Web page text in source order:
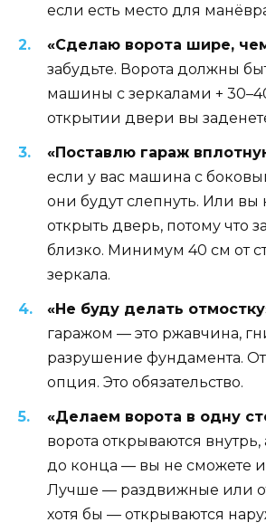
если есть место для
«Сделаю ворота шире,
забудьте. Ворота должны
машины с зеркалами +
открытии двери вы
«Поставлю гараж
если у вас машина с
они будут слепнуть. Или вы
открыть дверь, потому что
близко. Минимум 40 см от
зеркала.
«Не буду делать
гаражом — это ржавчина,
разрушение фундамента.
опция. Это обязательство.
«Делаем ворота в одну
ворота открываются внутрь,
до конца — вы не сможете
Лучше — раздвижные или
хотя бы — открываются